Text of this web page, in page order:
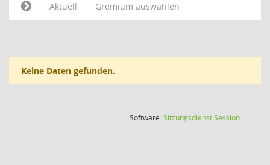
Aktuell
Gremium auswählen
Keine Daten gefunden.
Software:SitzungsdienstSession(Wird in